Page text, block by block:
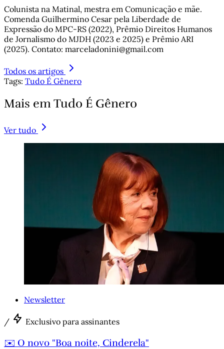
Colunista na Matinal, mestra em Comunicação e mãe.
Comenda Guilhermino Cesar pela Liberdade de
Expressão do MPC-RS (2022), Prêmio Direitos Humanos
de Jornalismo do MJDH (2023 e 2025) e Prêmio ARI
(2025). Contato: marceladonini@gmail.com
Todos os artigos
Tags: Tudo É Gênero
Mais em Tudo É Gênero
Ver tudo
Newsletter
/ Exclusivo para assinantes
✉️ O novo "Boa noite, Cinderela"